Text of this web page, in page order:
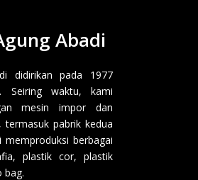
Abadi
didirikan pada 1977
Seiring waktu, kami
mesin impor dan
pabrik kedua
berbagai
plastik cor, plastik
bag.